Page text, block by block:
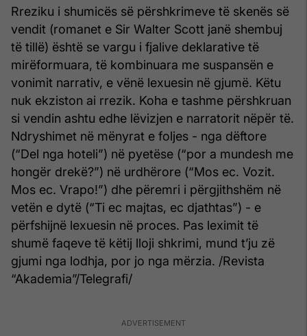
Rreziku i shumicës së përshkrimeve të skenës së
vendit (romanet e Sir Walter Scott janë shembuj
të tillë) është se vargu i fjalive deklarative të
mirëformuara, të kombinuara me sus­pansën e
vonimit narrativ, e vënë lexuesin në gjumë. Këtu
nuk ekziston ai rrezik. Koha e tashme përshkruan
si vendin ashtu edhe lëvizjen e narratorit nëpër të.
Ndryshimet në mënyrat e foljes - nga dëftore
(“Del nga hoteli”) në pyetëse (“por a mun­desh me
hongër drekë?”) në urdhërore (“Mos ec. Vozit.
Mos ec. Vrapo!”) dhe përemri i përgjithshëm në
vetën e dytë (“Ti ec majtas, ec djathtas”) - e
përfshijnë lexuesin në proces. Pas leximit të
shumë faqeve të këtij lloji shkrimi, mund t’ju zë
gjumi nga lodhja, por jo nga mërzia. /Revista
“Akademia”/Telegrafi/